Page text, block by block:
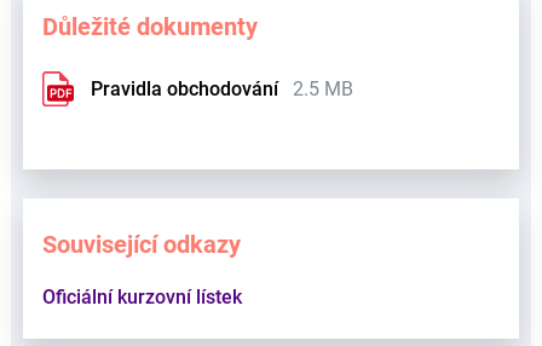
Důležité dokumenty
Pravidla obchodování 2.5 MB
Související odkazy
Oficiální kurzovní lístek